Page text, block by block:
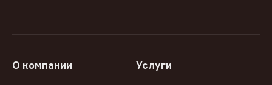
О компании Услуги